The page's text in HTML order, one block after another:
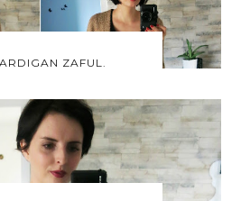
ZAFUL.